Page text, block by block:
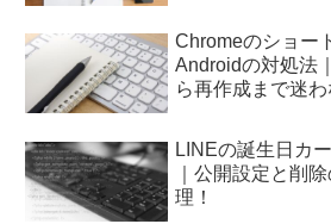
Chromeのショー
Androidの対処法
ら再作成まで迷わ
LINEの誕生日カ
｜公開設定と削
理！